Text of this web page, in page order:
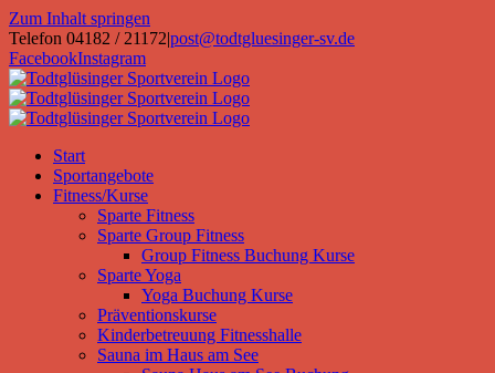
Zum Inhalt springen
Telefon 04182 / 21172|post@todtgluesinger-sv.de
FacebookInstagram
Start
Sportangebote
Fitness/Kurse
Sparte Fitness
Sparte Group Fitness
Group Fitness Buchung Kurse
Sparte Yoga
Yoga Buchung Kurse
Präventionskurse
Kinderbetreuung Fitnesshalle
Sauna im Haus am See